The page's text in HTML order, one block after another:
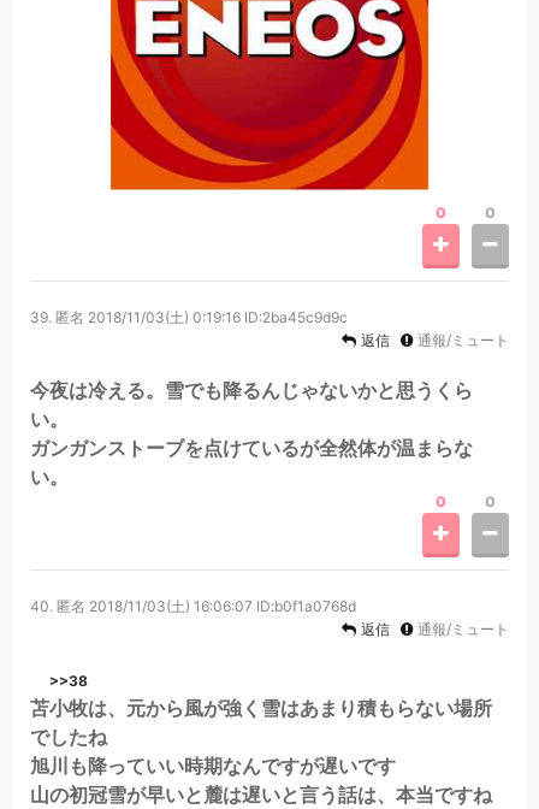
0 0
39. 匿名 2018/11/03(土) 0:19:16 ID:2ba45c9d9c
返信
通報/ミュート
今夜は冷える。雪でも降るんじゃないかと思うくら
い。
ガンガンストーブを点けているが全然体が温まらな
い。
0 0
40. 匿名 2018/11/03(土) 16:06:07 ID:b0f1a0768d
返信
通報/ミュート
>>38
苫小牧は、元から風が強く雪はあまり積もらない場所
でしたね
旭川も降っていい時期なんですが遅いです
山の初冠雪が早いと麓は遅いと言う話は、本当ですね